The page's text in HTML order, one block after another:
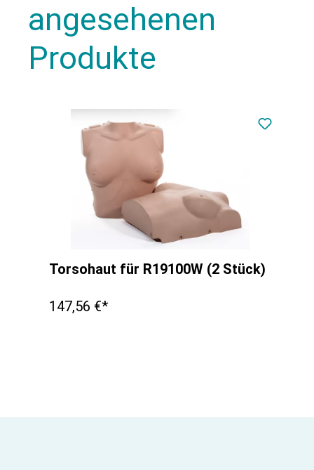
angesehenen
Produkte
Torsohaut für R19100W (2 Stück)
147,56 €*